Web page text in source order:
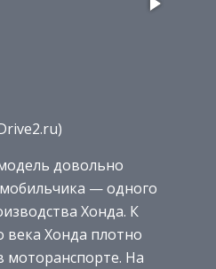
довольно
— одного
Хонда. К
века Хонда плотно
моторанспорте. На